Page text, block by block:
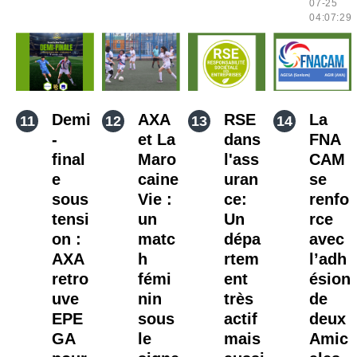
07-25
04:07:29
Demi
-
final
e
sous
tensi
on :
AXA
retro
uve
EPE
GA
AXA
et La
Maro
caine
Vie :
un
matc
h
fémi
nin
sous
le
RSE
dans
l'ass
uran
ce:
Un
dépa
rtem
ent
très
actif
mais
La
FNA
CAM
se
renfo
rce
avec
l’adh
ésion
de
deux
Amic